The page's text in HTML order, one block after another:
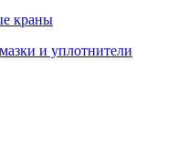
краны
и уплотнители